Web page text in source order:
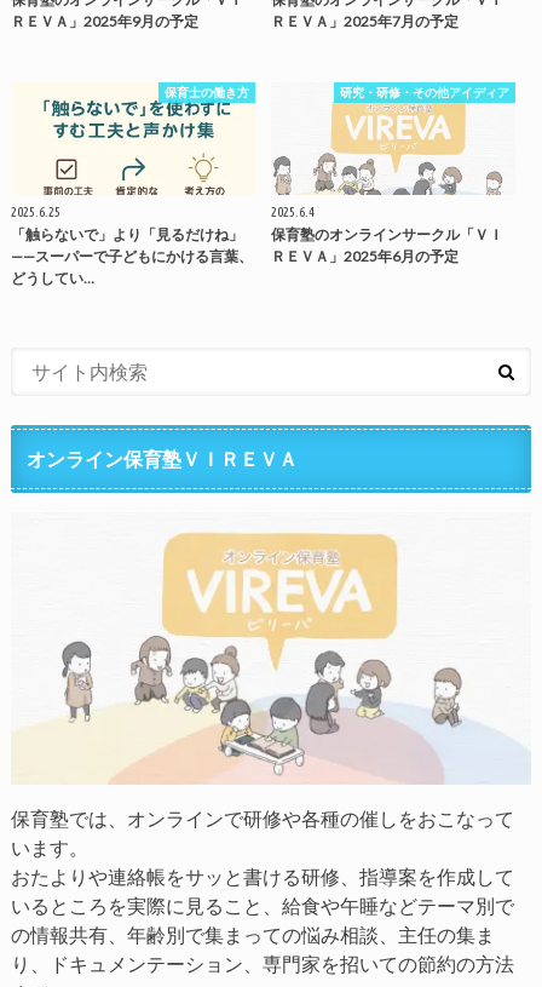
ＲＥＶＡ」2025年9月の予定
ＲＥＶＡ」2025年7月の予定
保育士の働き方
2025.6.25
「触らないで」より「見るだけね」
——スーパーで子どもにかける言葉、
どうしてい…
研究・研修・その他アイディア
2025.6.4
保育塾のオンラインサークル「ＶＩ
ＲＥＶＡ」2025年6月の予定
オンライン保育塾ＶＩＲＥＶＡ
保育塾では、オンラインで研修や各種の催しをおこなって
います。
おたよりや連絡帳をサッと書ける研修、指導案を作成して
いるところを実際に見ること、給食や午睡などテーマ別で
の情報共有、年齢別で集まっての悩み相談、主任の集ま
り、ドキュメンテーション、専門家を招いての節約の方法